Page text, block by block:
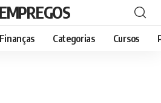
Finanças Categorias Cursos